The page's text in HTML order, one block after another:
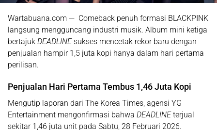
Wartabuana.com — Comeback penuh formasi BLACKPINK
langsung mengguncang industri musik. Album mini ketiga
bertajuk DEADLINEsukses mencetak rekor baru dengan
penjualan hampir 1,5 juta kopi hanya dalam hari pertama
perilisan.
Penjualan Hari Pertama Tembus 1,46 Juta Kopi
Mengutip laporan dari The Korea Times, agensi YG
Entertainment mengonfirmasi bahwa DEADLINEterjual
sekitar 1,46 juta unit pada Sabtu, 28 Februari 2026.